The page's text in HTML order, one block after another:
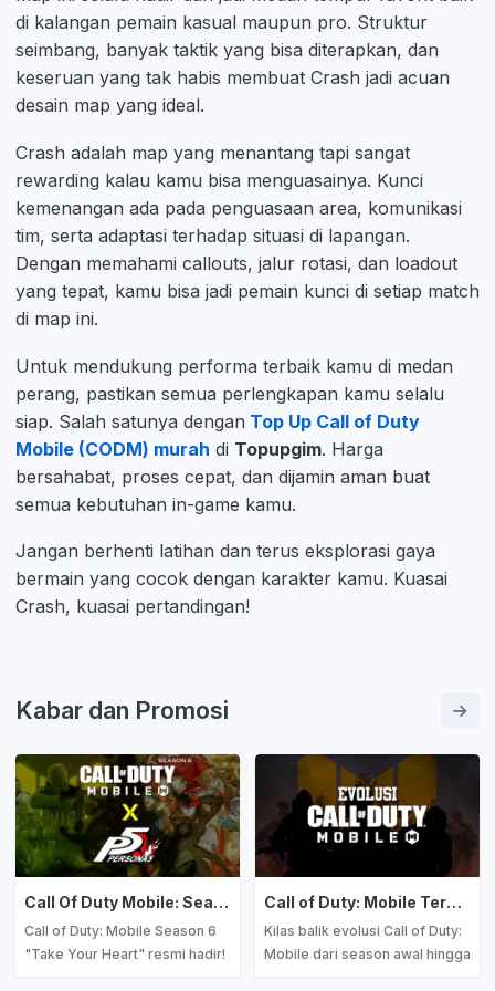
di kalangan pemain kasual maupun pro. Struktur
seimbang, banyak taktik yang bisa diterapkan, dan
keseruan yang tak habis membuat Crash jadi acuan
desain map yang ideal.
Crash adalah map yang menantang tapi sangat
rewarding kalau kamu bisa menguasainya. Kunci
kemenangan ada pada penguasaan area, komunikasi
tim, serta adaptasi terhadap situasi di lapangan.
Dengan memahami callouts, jalur rotasi, dan loadout
yang tepat, kamu bisa jadi pemain kunci di setiap match
di map ini.
Untuk mendukung performa terbaik kamu di medan
perang, pastikan semua perlengkapan kamu selalu
siap. Salah satunya dengan Top Up Call of Duty
Mobile (CODM) murah di Topupgim. Harga
bersahabat, proses cepat, dan dijamin aman buat
semua kebutuhan in-game kamu.
Jangan berhenti latihan dan terus eksplorasi gaya
bermain yang cocok dengan karakter kamu. Kuasai
Crash, kuasai pertandingan!
Kabar dan Promosi
Call Of Duty Mobile: Season 6 "Take Your Heart" Telah Hadir!
Call of Duty: Mobile Season 6
"Take Your Heart" resmi hadir!
Kolaborasi Persona 5 Royal,
Call of Duty: Mobile Terus Berkembang, Kilas Balik Evolusi dari Season Awal Hingga Season 6 2026
Kilas balik evolusi Call of Duty:
Mobile dari season awal hingga
Season 6 2026! Dari map